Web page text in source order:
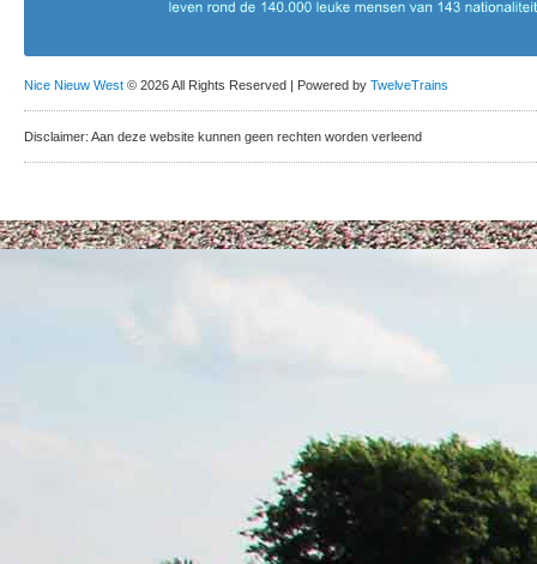
Nice Nieuw West © 2026 All Rights Reserved | Powered by TwelveTrains
Disclaimer: Aan deze website kunnen geen rechten worden verleend